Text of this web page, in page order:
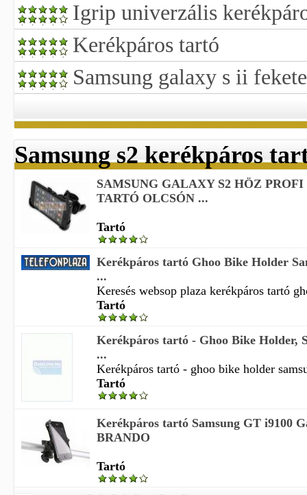
Igrip univerzális
Kerékpáros tartó
Samsung galaxy s ii fekete
Samsung s2 kerékpáros
SAMSUNG GALAXY S2 HÖZ
TARTÓ OLCSÓN ...
Tartó
Kerékpáros tartó Ghoo Bike Holder
...
Keresés websop plaza kerékpáros tartó
Tartó
Kerékpáros tartó - Ghoo Bike Holder,
...
Kerékpáros tartó - ghoo bike holder
Tartó
Kerékpáros tartó Samsung GT i9100
BRANDO
Tartó